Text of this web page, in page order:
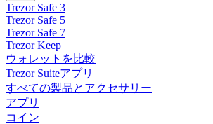
Trezor Safe 3
Trezor Safe 5
Trezor Safe 7
Trezor Keep
ウォレットを比較
Trezor Suiteアプリ
すべての製品とアクセサリー
アプリ
コイン